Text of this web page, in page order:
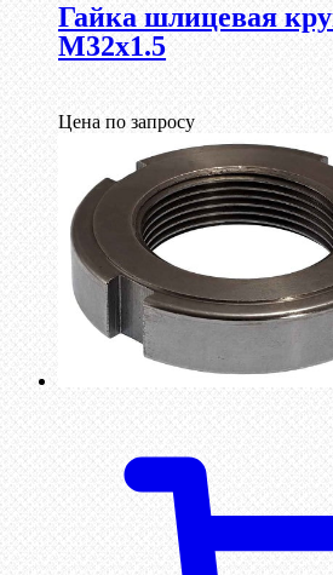
Гайка шлицевая
М32х1.5
Цена по запросу